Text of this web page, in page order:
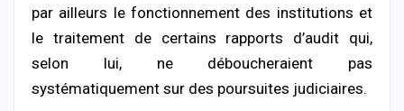
par ailleurs le fonctionnement des institutions et
le traitement de certains rapports d’audit qui,
selon lui, ne déboucheraient pas
systématiquement sur des poursuites judiciaires.